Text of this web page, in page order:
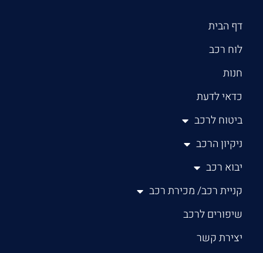
דף הבית
לוח רכב
חנות
כדאי לדעת
ביטוח לרכב
ניקיון הרכב
יבוא רכב
קניית רכב/ מכירת רכב
שיפורים לרכב
יצירת קשר